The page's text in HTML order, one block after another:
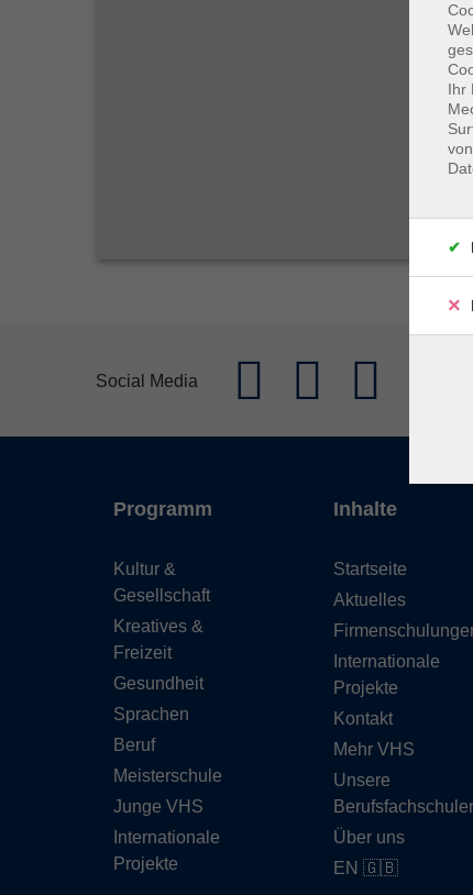
Social Media
Programm
Kultur &
Gesellschaft
Kreatives &
Freizeit
Gesundheit
Sprachen
Beruf
Meisterschule
Junge VHS
Internationale
Projekte
Inhalte
Startseite
Aktuelles
Internationale
Projekte
Kontakt
Mehr VHS
Unsere
Über uns
EN 🇬🇧
Ihr